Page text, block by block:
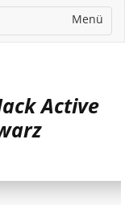
Menü
Active